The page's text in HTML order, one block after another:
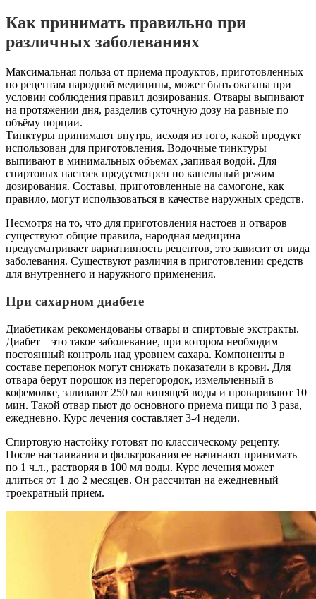
Как принимать правильно при
различных заболеваниях
Максимальная польза от приема продуктов, приготовленных
по рецептам народной медицины, может быть оказана при
условии соблюдения правил дозирования. Отвары выпивают
на протяжении дня, разделив суточную дозу на равные по
объёму порции.
Тинктуры принимают внутрь, исходя из того, какой продукт
использован для приготовления. Водочные тинктуры
выпивают в минимальных объемах ,запивая водой. Для
спиртовых настоек предусмотрен по капельный режим
дозирования. Составы, приготовленные на самогоне, как
правило, могут использоваться в качестве наружных средств.
Несмотря на то, что для приготовления настоев и отваров
существуют общие правила, народная медицина
предусматривает вариативность рецептов, это зависит от вида
заболевания. Существуют различия в приготовлении средств
для внутреннего и наружного применения.
При сахарном диабете
Диабетикам рекомендованы отвары и спиртовые экстракты.
Диабет – это такое заболевание, при котором необходим
постоянный контроль над уровнем сахара. Компоненты в
составе перепонок могут снижать показатели в крови. Для
отвара берут порошок из перегородок, измельченный в
кофемолке, заливают 250 мл кипящей воды и проваривают 10
мин. Такой отвар пьют до основного приема пищи по 3 раза,
ежедневно. Курс лечения составляет 3-4 недели.
Спиртовую настойку готовят по классическому рецепту.
После настаивания и фильтрования ее начинают принимать
по 1 ч.л., растворяя в 100 мл воды. Курс лечения может
длиться от 1 до 2 месяцев. Он рассчитан на ежедневный
троекратный прием.